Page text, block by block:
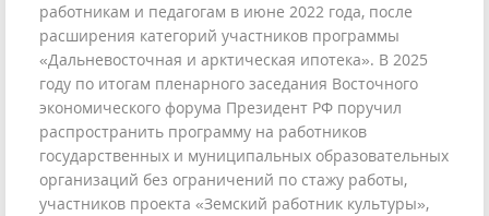
работникам и педагогам в июне 2022 года, после
расширения категорий участников программы
«Дальневосточная и арктическая ипотека». В 2025
году по итогам пленарного заседания Восточного
экономического форума Президент РФ поручил
распространить программу на работников
государственных и муниципальных образовательных
организаций без ограничений по стажу работы,
участников проекта «Земский работник культуры»,